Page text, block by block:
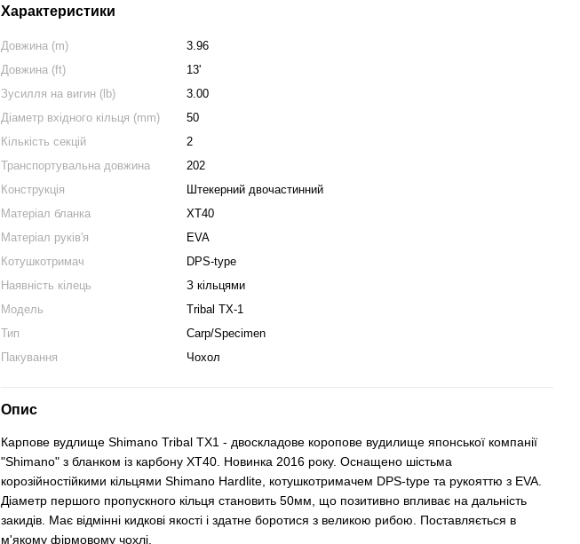
Характеристики
Довжина (m)
3.96
Довжина (ft)
13'
Зусилля на вигин (lb)
3.00
Діаметр вхідного кільця (mm)
50
Кількість секцій
2
Транспортувальна довжина
202
Конструкція
Штекерний двочастинний
Матеріал бланка
XT40
Матеріал руків'я
EVA
Котушкотримач
DPS-type
Наявність кілець
З кільцями
Модель
Tribal TX-1
Тип
Carp/Specimen
Пакування
Чохол
Опис
Карпове вудлище Shimano Tribal TX1 - двоскладове коропове вудилище японської компанії
"Shimano" з бланком із карбону XT40. Новинка 2016 року. Оснащено шістьма
корозійностійкими кільцями Shimano Hardlite, котушкотримачем DPS-type та рукояттю з EVA.
Діаметр першого пропускного кільця становить 50мм, що позитивно впливає на дальність
закидів. Має відмінні кидкові якості і здатне боротися з великою рибою. Поставляється в
м'якому фірмовому чохлі.